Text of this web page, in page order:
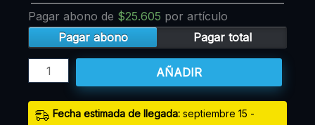
Pagar abono de $25.605 por artículo
Pagar abono
Pagar total
AÑADIR
Fecha estimada de llegada: septiembre 15 -